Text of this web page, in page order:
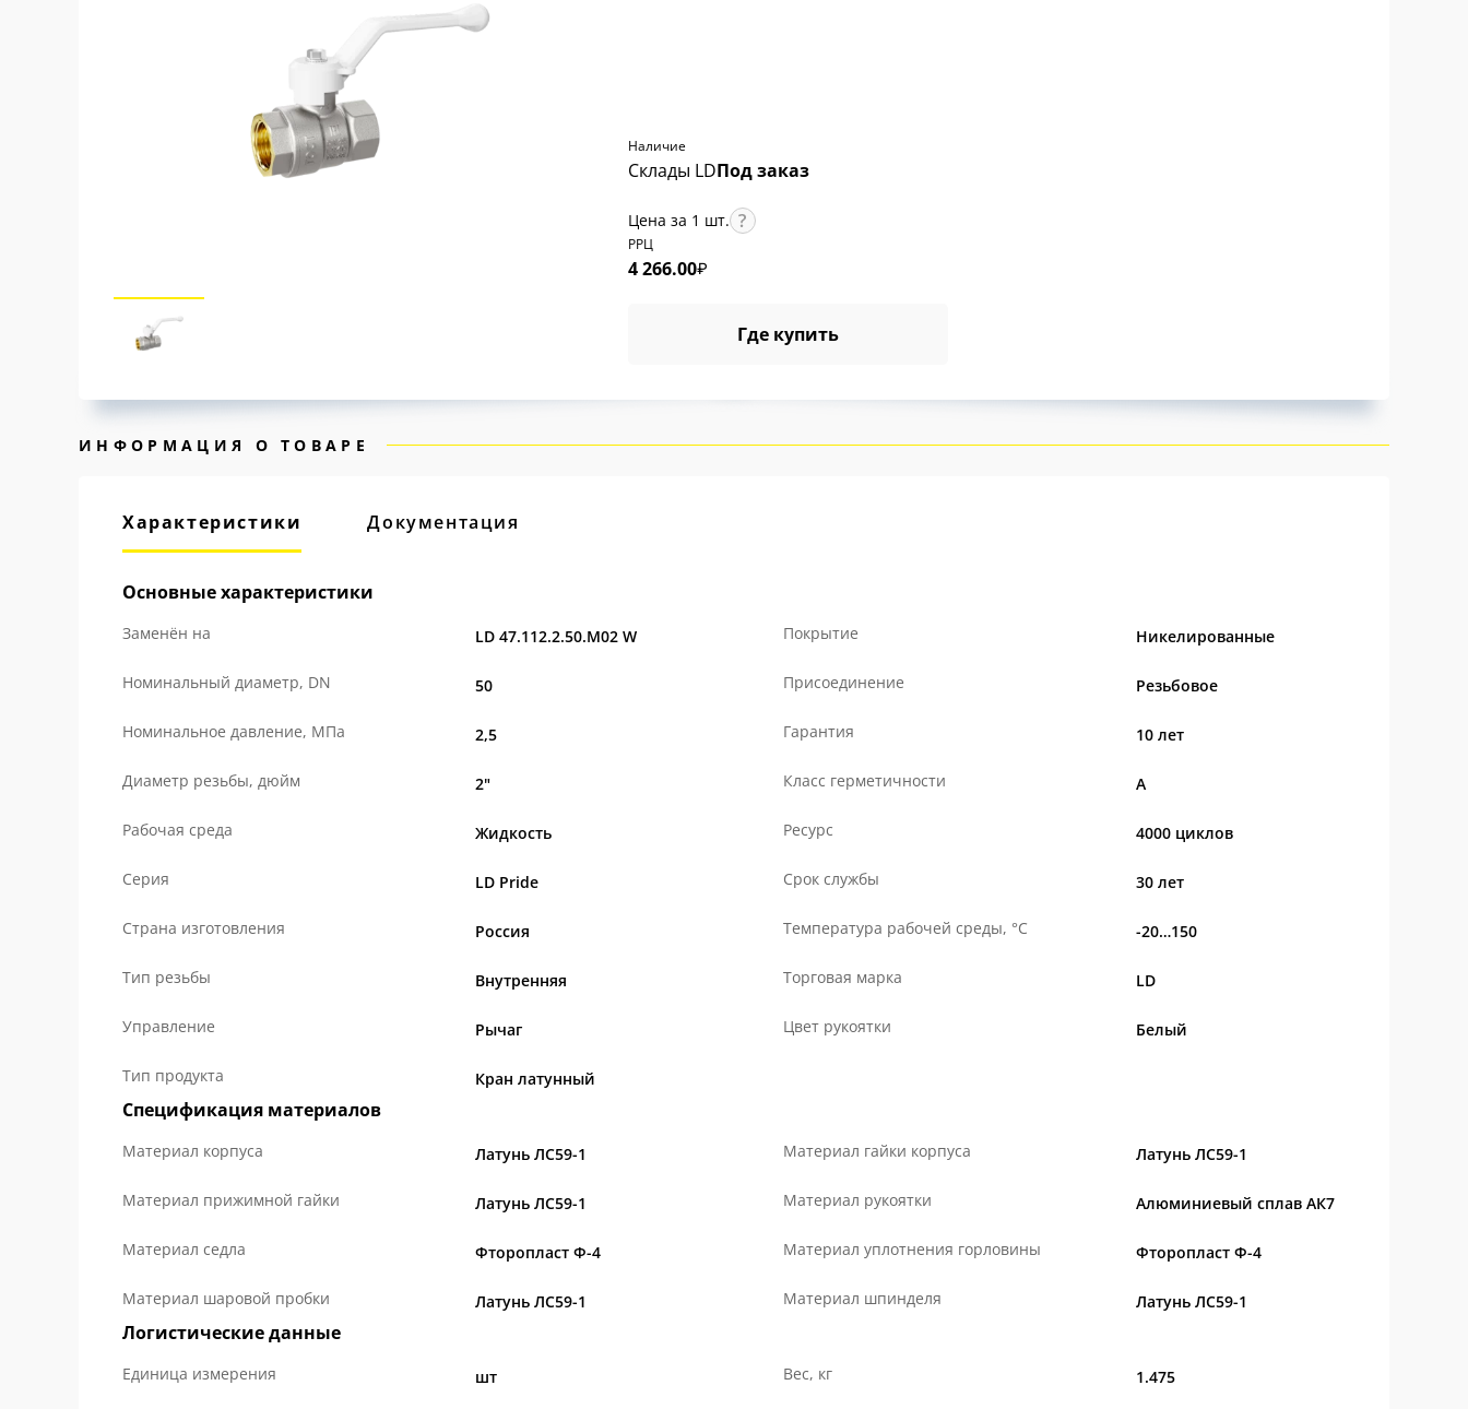
Наличие
Склады LDПод заказ
Цена за 1 шт.
РРЦ
4 266.00₽
Где купить
ИНФОРМАЦИЯ О ТОВАРЕ
Характеристики Документация
Основные характеристики
Заменён на LD 47.112.2.50.M02 W Покрытие Никелированные
Номинальный диаметр, DN 50 Присоединение Резьбовое
Номинальное давление, МПа 2,5 Гарантия 10 лет
Диаметр резьбы, дюйм 2" Класс герметичности А
Рабочая среда Жидкость Ресурс 4000 циклов
Серия LD Pride Срок службы 30 лет
Страна изготовления Россия Температура рабочей среды, °С -20…150
Тип резьбы Внутренняя Торговая марка LD
Управление Рычаг Цвет рукоятки Белый
Тип продукта Кран латунный
Спецификация материалов
Материал корпуса Латунь ЛС59-1 Материал гайки корпуса Латунь ЛС59-1
Материал прижимной гайки Латунь ЛС59-1 Материал рукоятки Алюминиевый сплав АК7
Материал седла Фторопласт Ф-4 Материал уплотнения горловины Фторопласт Ф-4
Материал шаровой пробки Латунь ЛС59-1 Материал шпинделя Латунь ЛС59-1
Логистические данные
Единица измерения шт Вес, кг 1.475